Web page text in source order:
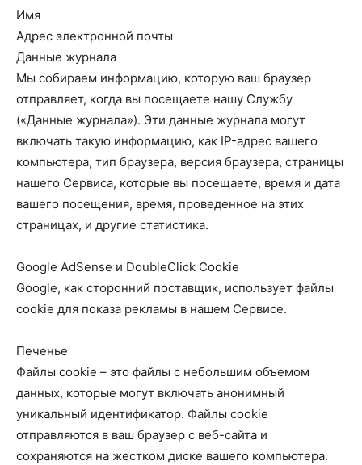
Имя
Адрес электронной почты
Данные журнала
Мы собираем информацию, которую ваш браузер
отправляет, когда вы посещаете нашу Службу
(«Данные журнала»). Эти данные журнала могут
включать такую ​​информацию, как IP-адрес вашего
компьютера, тип браузера, версия браузера, страницы
нашего Сервиса, которые вы посещаете, время и дата
вашего посещения, время, проведенное на этих
страницах, и другие статистика.
Google AdSense и DoubleClick Cookie
Google, как сторонний поставщик, использует файлы
cookie для показа рекламы в нашем Сервисе.
Печенье
Файлы cookie – это файлы с небольшим объемом
данных, которые могут включать анонимный
уникальный идентификатор. Файлы cookie
отправляются в ваш браузер с веб-сайта и
сохраняются на жестком диске вашего компьютера.